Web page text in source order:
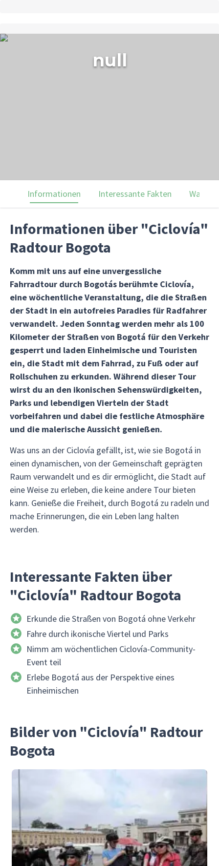
null
Informationen Interessante Fakten Was du
Informationen über "Ciclovía"
Radtour Bogota
Komm mit uns auf eine unvergessliche
Fahrradtour durch Bogotás berühmte Ciclovía,
eine wöchentliche Veranstaltung, die die Straßen
der Stadt in ein autofreies Paradies für Radfahrer
verwandelt. Jeden Sonntag werden mehr als 100
Kilometer der Straßen von Bogotá für den Verkehr
gesperrt und laden Einheimische und Touristen
ein, die Stadt mit dem Fahrrad, zu Fuß oder auf
Rollschuhen zu erkunden. Während dieser Tour
wirst du an den ikonischen Sehenswürdigkeiten,
Parks und lebendigen Vierteln der Stadt
vorbeifahren und dabei die festliche Atmosphäre
und die malerische Aussicht genießen.
Was uns an der Ciclovía gefällt, ist, wie sie Bogotá in
einen dynamischen, von der Gemeinschaft geprägten
Raum verwandelt und es dir ermöglicht, die Stadt auf
eine Weise zu erleben, die keine andere Tour bieten
kann. Genieße die Freiheit, durch Bogotá zu radeln und
mache Erinnerungen, die ein Leben lang halten
werden.
Interessante Fakten über
"Ciclovía" Radtour Bogota
Erkunde die Straßen von Bogotá ohne Verkehr
Fahre durch ikonische Viertel und Parks
Nimm am wöchentlichen Ciclovía-Community-
Event teil
Erlebe Bogotá aus der Perspektive eines
Einheimischen
Bilder von "Ciclovía" Radtour
Bogota